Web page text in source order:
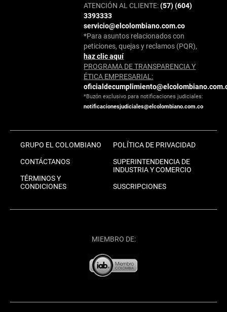
ATENCIÓN AL CLIENTE:(57) (604)
3393333
servicio@elcolombiano.com.co
*Para asuntos relacionados con
peticiones, quejas y reclamos (PQR),
haz clic aquí
PROGRAMA DE TRANSPARENCIA Y
ÉTICA EMPRESARIAL:
*Buzón exclusivo para notificaciones judiciales:
notificacionesjudiciales@elcolombiano.com.co
GRUPO EL COLOMBIANO
CONTÁCTANOS
TÉRMINOS Y
CONDICIONES
POLÍTICA DE PRIVACIDAD
SUPERINTENDENCIA DE
INDUSTRIA Y COMERCIO
SUSCRIPCIONES
MIEMBRO DE: